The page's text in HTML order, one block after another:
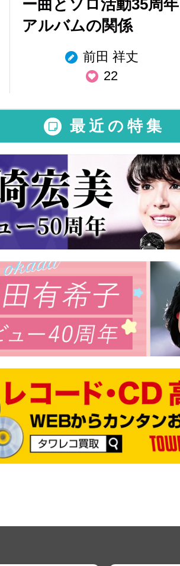
ー曲とソロ活動35周年
アルバムの関係
前田 祥丈
22
最近の特集